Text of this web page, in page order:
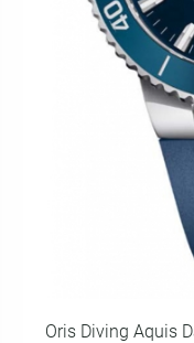
Oris Diving Aquis